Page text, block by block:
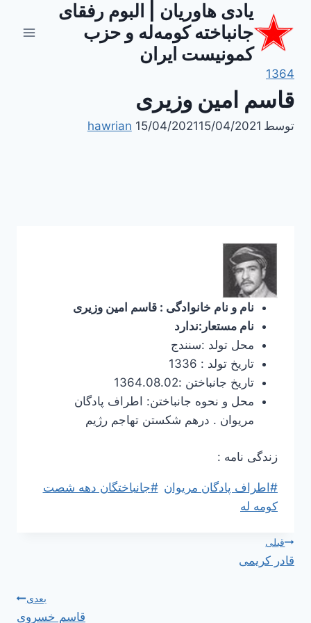
محتوا
یادی هاوریان | البوم رفقای
جانباخته کومه‌له و حزب
کمونیست ایران
1364
قاسم امین وزیری
توسط hawrian 15/04/202115/04/2021
نام و نام خانوادگی : قاسم امین وزیری
نام مستعار:ندارد
محل تولد :سنندج
تاریخ تولد : 1336
تاریخ جانباختن :1364.08.02
محل و نحوه جانباختن: اطراف پادگان
مریوان . درهم شکستن تهاجم رژیم
زندگی نامه :
برچسب‌های
نوشته:
#اطراف پادگان مریوان #جانباختگان دهه شصت
کومه له
راهبری
نوشته
قبلی
قادر کریمی
بعدی
قاسم خسروی